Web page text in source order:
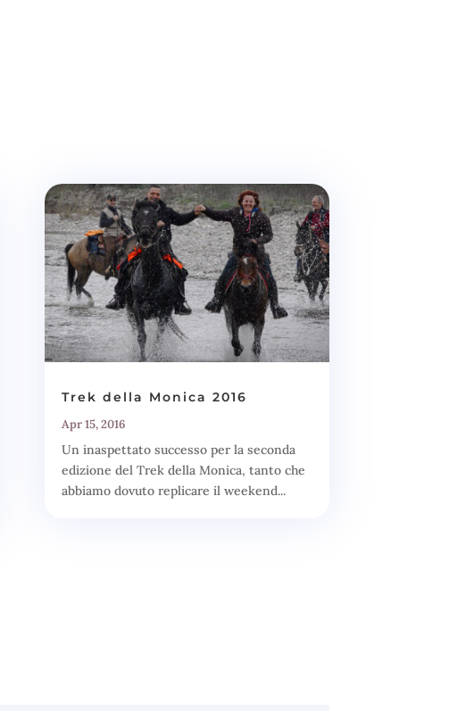
Trek della Monica 2016
Apr 15, 2016
Un inaspettato successo per la seconda
edizione del Trek della Monica, tanto che
abbiamo dovuto replicare il weekend...